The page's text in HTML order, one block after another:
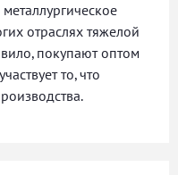
отраслях тяжелой
покупают оптом
то, что